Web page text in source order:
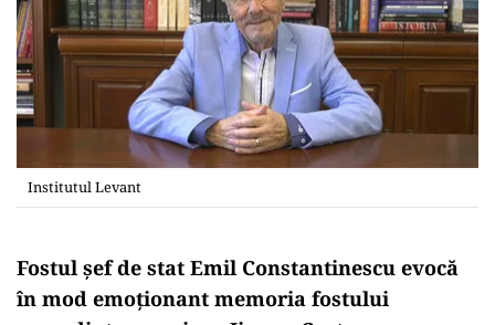
Institutul Levant
Fostul șef de stat Emil Constantinescu evocă
în mod emoționant memoria fostului